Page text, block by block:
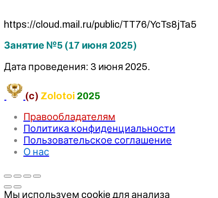
https://cloud.mail.ru/public/TT76/YcTs8jTa5
Занятие №5 (17 июня 2025)
Дата проведения: 3 июня 2025.
(c) Zolotoi 2025
Правообладателям
Политика конфиденциальности
Пользовательское соглашение
О нас
Мы используем cookie для анализа